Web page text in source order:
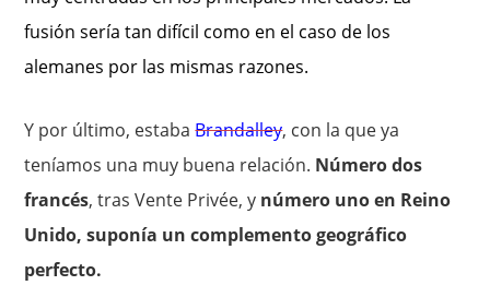
fusión sería tan difícil como en el caso de los
alemanes por las mismas razones.
Y por último, estabaBrandalley, con la que ya
teníamos una muy buena relación. Número dos
francés, tras Vente Privée, y número uno en Reino
Unido, suponía un complemento geográfico
perfecto.